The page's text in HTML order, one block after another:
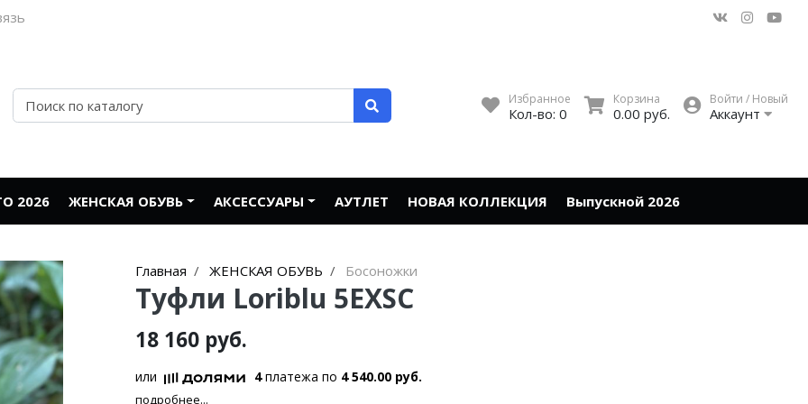
Избранное
Кол-во: 0
Корзина
0.00 руб.
Войти / Новый
Аккаунт
2026 ЖЕНСКАЯ ОБУВЬ АКСЕССУАРЫ АУТЛЕТ НОВАЯ КОЛЛЕКЦИЯ Выпускной 2026
Главная ЖЕНСКАЯ ОБУВЬ Босоножки
Туфли Loriblu 5EXSC
18 160 руб.
или 4платежа по 4 540.00 руб.
подробнее...